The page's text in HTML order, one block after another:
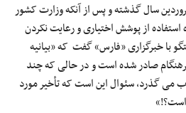
سال گذشته و پس از آنکه وزارت کشور
استفاده از پوشش اختیاری و رعایت نکردن
با خبرگزاری «فارس» گفت که «بیانیه
صادر شده است و در حالی که چند
گذرد، سئوال این است که تأخیر مورد
است؟!»